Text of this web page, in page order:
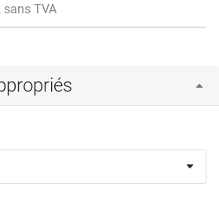
sans TVA